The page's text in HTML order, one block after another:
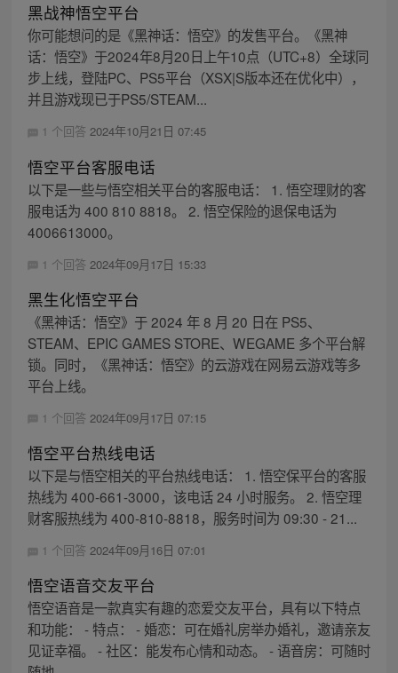
黑战神悟空平台
你可能想问的是《黑神话：悟空》的发售平台。《黑神
话：悟空》于2024年8月20日上午10点（UTC+8）全球同
步上线，登陆PC、PS5平台（XSX|S版本还在优化中），
并且游戏现已于PS5/STEAM...
1 个回答 2024年10月21日 07:45
悟空平台客服电话
以下是一些与悟空相关平台的客服电话： 1. 悟空理财的客
服电话为 400 810 8818。 2. 悟空保险的退保电话为
4006613000。
1 个回答 2024年09月17日 15:33
黑生化悟空平台
《黑神话：悟空》于 2024 年 8 月 20 日在 PS5、
STEAM、EPIC GAMES STORE、WEGAME 多个平台解
锁。同时，《黑神话：悟空》的云游戏在网易云游戏等多
平台上线。
1 个回答 2024年09月17日 07:15
悟空平台热线电话
以下是与悟空相关的平台热线电话： 1. 悟空保平台的客服
热线为 400-661-3000，该电话 24 小时服务。 2. 悟空理
财客服热线为 400-810-8818，服务时间为 09:30 - 21...
1 个回答 2024年09月16日 07:01
悟空语音交友平台
悟空语音是一款真实有趣的恋爱交友平台，具有以下特点
和功能： - 特点： - 婚恋：可在婚礼房举办婚礼，邀请亲友
见证幸福。 - 社区：能发布心情和动态。 - 语音房：可随时